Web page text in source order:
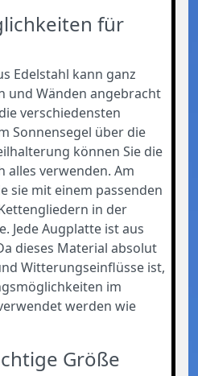
für
Edelstahl kann ganz
und Wänden angebracht
verschiedensten
Sonnensegel über die
können Sie die
verwenden. Am
sie mit einem passenden
in der
Jede Augplatte ist aus
dieses Material absolut
Witterungseinflüsse ist,
im
werden wie
Größe